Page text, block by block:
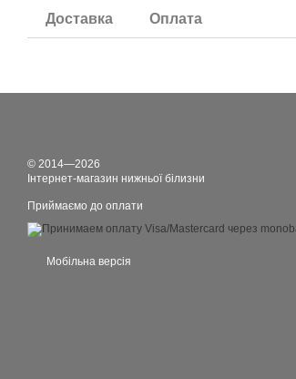
Доставка Оплата
© 2014—2026
Інтернет-магазин нижньої білизни
Приймаємо до оплати
Мобільна версія